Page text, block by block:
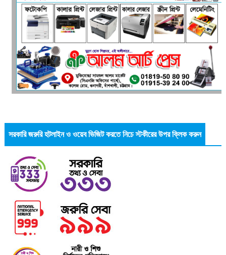
সরকারি জরুরি হটলাইন ও ওয়েব ভিজিট করতে নিচে স্টকীরের উপর ক্লিক করুন